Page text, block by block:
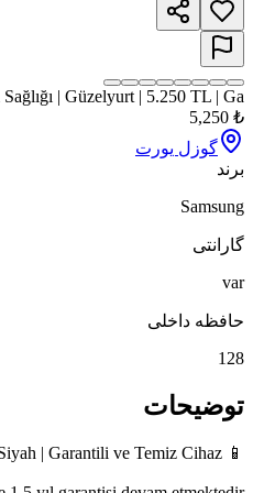
| Güzelyurt | 5.250 TL | Ga
₺
5,250
گوزل یورت
برند
Samsung
گارانتی
var
حافظه داخلی
128
توضیحات